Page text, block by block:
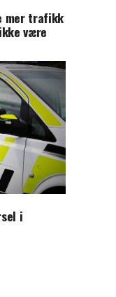
mer trafikk
være
i